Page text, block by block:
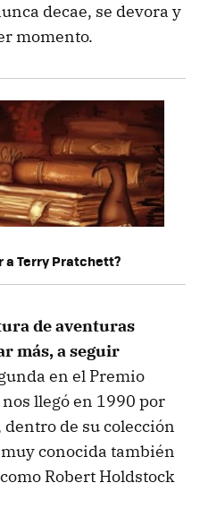
decae, se devora y
momento.
a Terry Pratchett?
de aventuras
más, a seguir
en el Premio
llegó en 1990 por
de su colección
conocida también
Robert Holdstock